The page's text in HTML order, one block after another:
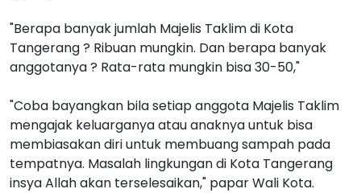
"Berapa banyak jumlah Majelis Taklim di Kota
Tangerang ? Ribuan mungkin. Dan berapa banyak
anggotanya ? Rata-rata mungkin bisa 30-50,"
"Coba bayangkan bila setiap anggota Majelis Taklim
mengajak keluarganya atau anaknya untuk bisa
membiasakan diri untuk membuang sampah pada
tempatnya. Masalah lingkungan di Kota Tangerang
insya Allah akan terselesaikan," papar Wali Kota.